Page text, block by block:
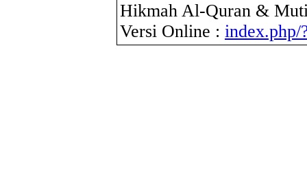
Hikmah Al-Quran &
Versi Online :